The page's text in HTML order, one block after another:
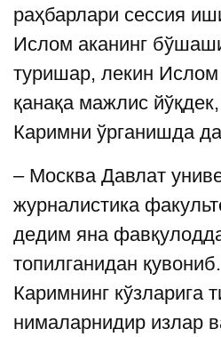
раҳбарлари сессия
Ислом аканинг
туришар, лекин Ислом
қанақа мажлис
Каримни ўрганишда
– Москва Давлат
журналистика
дедим яна
топилганидан
Каримнинг кўзларига
нималарнидир излар